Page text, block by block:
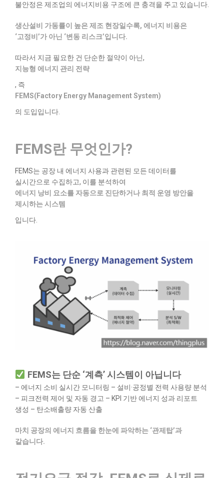
불안정은 제조업의 에너지비용 구조에 큰 충격을 주고 있습니다.
생산설비 가동률이 높은 제조 현장일수록, 에너지 비용은
‘고정비’가 아닌 ‘변동 리스크’입니다.
따라서 지금 필요한 건 단순한 절약이 아닌,
지능형 에너지 관리 전략
, 즉
FEMS(Factory Energy Management System)
의 도입입니다.
FEMS란 무엇인가?
FEMS는 공장 내 에너지 사용과 관련된 모든 데이터를
실시간으로 수집하고, 이를 분석하여
에너지 낭비 요소를 자동으로 진단하거나 최적 운영 방안을
제시하는 시스템
입니다.
FEMS는 단순 ‘계측’ 시스템이 아닙니다
– 에너지 소비 실시간 모니터링 – 설비·공정별 전력 사용량 분석
– 피크전력 제어 및 자동 경고 – KPI 기반 에너지 성과 리포트
생성 – 탄소배출량 자동 산출
마치 공장의 에너지 흐름을 한눈에 파악하는 ‘관제탑’과
같습니다.